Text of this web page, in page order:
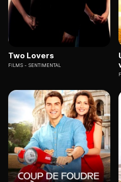
Two Lovers
FILMS SENTIMENTAL